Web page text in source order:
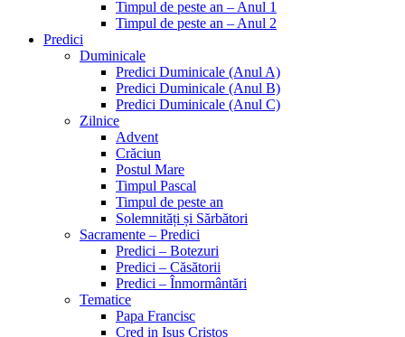
Timpul de peste an – Anul 1
Timpul de peste an – Anul 2
Predici
Duminicale
Predici Duminicale (Anul A)
Predici Duminicale (Anul B)
Predici Duminicale (Anul C)
Zilnice
Advent
Crăciun
Postul Mare
Timpul Pascal
Timpul de peste an
Solemnități și Sărbători
Sacramente – Predici
Predici – Botezuri
Predici – Căsătorii
Predici – Înmormântări
Tematice
Papa Francisc
Cred in Isus Cristos